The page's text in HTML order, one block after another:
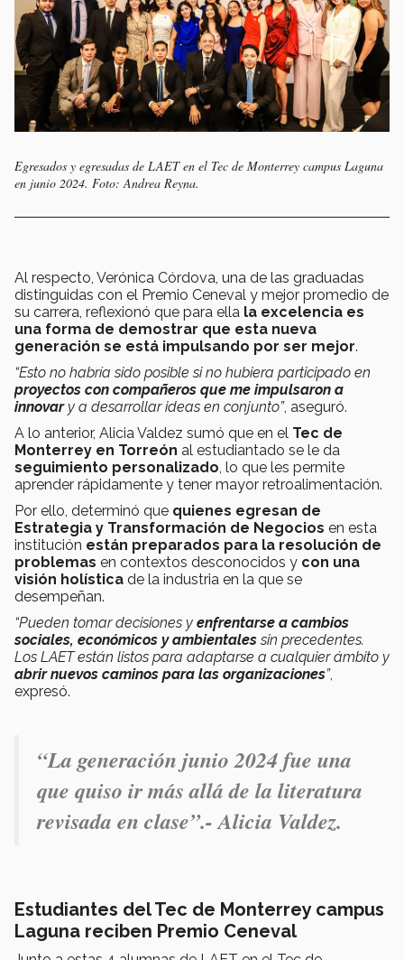
Egresados y egresadas de LAET en el Tec de Monterrey campus Laguna
en junio 2024. Foto: Andrea Reyna.
Al respecto, Verónica Córdova, una de las graduadas
distinguidas con el Premio Ceneval y mejor promedio de
su carrera, reflexionó que para ella la excelencia es
una forma de demostrar que esta nueva
generación se está impulsando por ser mejor.
“Esto no habría sido posible si no hubiera participado en
proyectos con compañeros que me impulsaron a
innovary a desarrollar ideas en conjunto”, aseguró.
A lo anterior, Alicia Valdez sumó que en el Tec de
Monterrey en Torreón al estudiantado se le da
seguimiento personalizado, lo que les permite
aprender rápidamente y tener mayor retroalimentación.
Por ello, determinó que quienes egresan de
Estrategia y Transformación de Negocios en esta
institución están preparados para la resolución de
problemas en contextos desconocidos y con una
visión holística de la industria en la que se
desempeñan.
“Pueden tomar decisiones y enfrentarse a cambios
sociales, económicos y ambientalessin precedentes.
Los LAET están listos para adaptarse a cualquier ámbito y
abrir nuevos caminos para las organizaciones”,
expresó.
“La generación junio 2024 fue una
que quiso ir más allá de la literatura
revisada en clase”.- Alicia Valdez.
Estudiantes del Tec de Monterrey campus
Laguna reciben Premio Ceneval